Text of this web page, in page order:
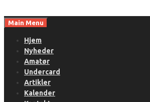
toMain Menu
Hjem
Nyheder
Amatør
Undercard
Artikler
Kalender